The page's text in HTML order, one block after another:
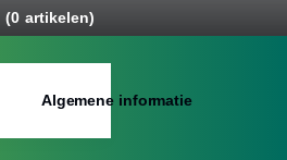
(0 artikelen)
Algemene informatie